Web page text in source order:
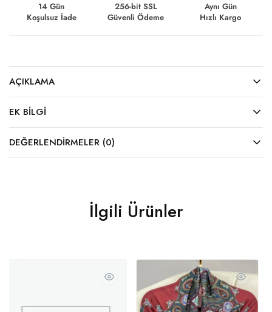
14 Gün
Koşulsuz İade
256-bit SSL
Güvenli Ödeme
Aynı Gün
Hızlı Kargo
AÇIKLAMA
EK BILGI
DEĞERLENDIRMELER (0)
İlgili Ürünler